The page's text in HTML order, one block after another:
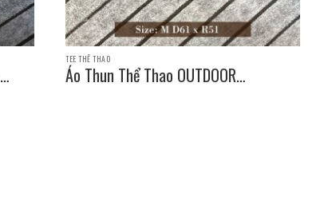
TEE THỂ THAO
Áo Thun Thể Thao OUTDOOR